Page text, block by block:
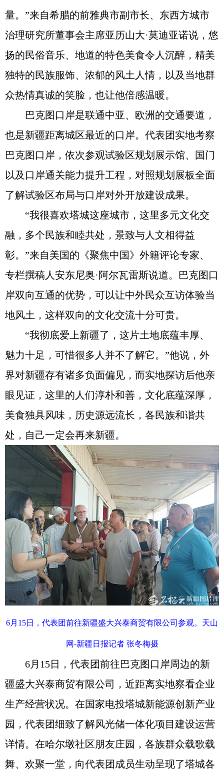
量。”来自希腊的前雅典市副市长、东西方城市
治理研究所董事会主席亚历山大·莫迪亚诺说，悠
扬的民俗音乐、地道的特色美食令人沉醉，精美
独特的民族服饰、浓郁的风土人情，以及当地群
众热情真诚的笑脸，也让他倍感温暖。
巴克图口岸是联通中亚、欧洲的交通要道，
也是新疆距离城区最近的口岸。代表团实地考察
巴克图口岸，依次参观试验区规划展示馆、国门
以及口岸通关能力提升工程，对照规划展板全面
了解试验区布局与口岸对外开放建设成果。
“我很喜欢塔城这座城市，这里多元文化交
融，多个民族和睦共处，景致与人文相得益
彰。”来自美国的《聚焦中国》外籍评论专家、
专栏撰稿人安东尼奥·阿尔瓦雷斯说道。巴克图口
岸双向互通的优势，可以让中外民众互访体验当
地风土，这样双向的文化交流十分可贵。
“我彻底爱上新疆了，这片土地底蕴丰厚、
魅力十足，可惜很多人并不了解它。”他说，外
界对新疆存有诸多负面偏见，而实地探访后他亲
眼见证，这里的人们淳朴和善，文化底蕴深厚，
美食独具风味，历史源远流长，各民族和谐共
处，自己一定会再来新疆。
6月15日，代表团前往新疆盛大兴泰商贸有限公司参观。天山
网-新疆日报记者 张冬梅摄
6月15日，代表团前往巴克图口岸周边的新
疆盛大兴泰商贸有限公司，近距离实地察看企业
生产经营状况。在国家电投塔城新能源创新产业
园，代表团细致了解风光储一体化项目建设运营
详情。在哈尔墩社区朋友庄园，各族群众载歌载
舞、欢聚一堂，向代表团成员生动呈现了塔城各